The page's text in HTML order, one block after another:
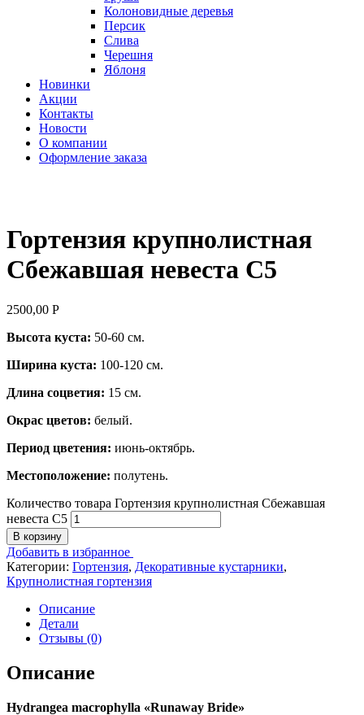
Колоновидные деревья
Персик
Слива
Черешня
Яблоня
Новинки
Акции
Контакты
Новости
О компании
Оформление заказа
Гортензия крупнолистная
Сбежавшая невеста С5
2500,00 Р
Высота куста: 50-60 см.
Ширина куста: 100-120 см.
Длина соцветия: 15 см.
Окрас цветов: белый.
Период цветения: июнь-октябрь.
Местоположение: полутень.
Количество товара Гортензия крупнолистная Сбежавшая
невеста С5
В корзину
Добавить в избранное
Категории: Гортензия, Декоративные кустарники,
Крупнолистная гортензия
Описание
Детали
Отзывы (0)
Описание
Hydrangea macrophylla «Runaway Bride»